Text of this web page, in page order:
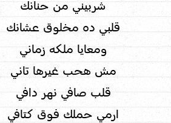
شربيني من حنانك
قلبي ده مخلوق عشانك
ومعايا ملكه زماني
مش هحب غيرها تاني
قلب صافي نهر دافي
ارمي حملك فوق كتافي